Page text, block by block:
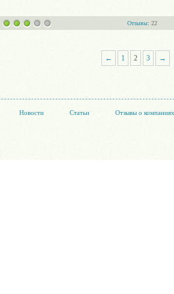
Отзывы: 22
← 1 2 3 →
Новости Статьи Отзывы о компаниях